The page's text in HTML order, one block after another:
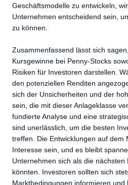
Geschäftsmodelle zu entwickeln,
Unternehmen entscheidend sein,
zu können.
Zusammenfassend lässt sich
Kursgewinne bei Penny-Stocks
Risiken für Investoren darstellen.
den potenziellen Renditen
sich der Unsicherheiten und der
sein, die mit dieser Anlageklasse
fundierte Analyse und eine
sind unerlässlich, um die besten
treffen. Die Entwicklungen auf dem
Interesse sein, und es bleibt
Unternehmen sich als die
könnten. Investoren sollten sich
Marktbedingungen informieren und